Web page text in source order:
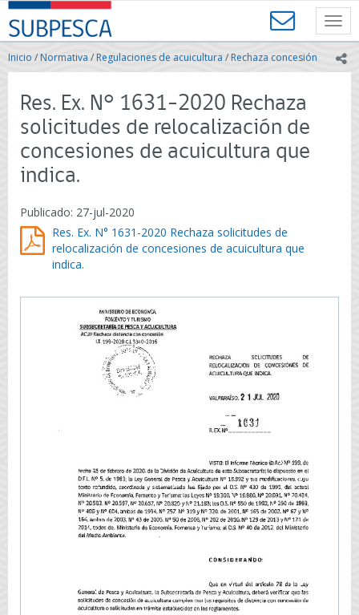
Contenido
principal
SUBPESCA
-
Subsecretaría
Acuicultura
-
Gobierno
de
Chile
Inicio /Normativa / Regulaciones de acuicultura /Rechaza concesión
Res. Ex. N° 1631-2020 Rechaza
solicitudes de relocalización de
concesiones de acuicultura que
indica.
Publicado: 27-jul-2020
Res. Ex. N° 1631-2020 Rechaza solicitudes de
relocalización de concesiones de acuicultura que
indica.